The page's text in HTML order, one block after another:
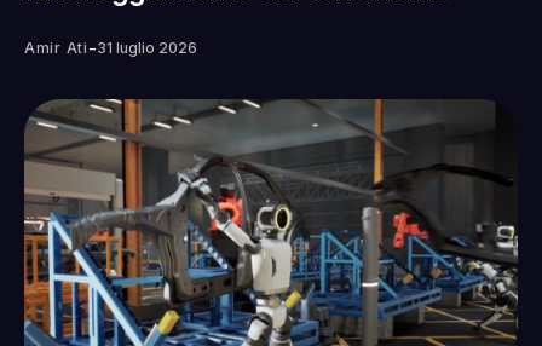
Amir Ati -31 luglio 2026